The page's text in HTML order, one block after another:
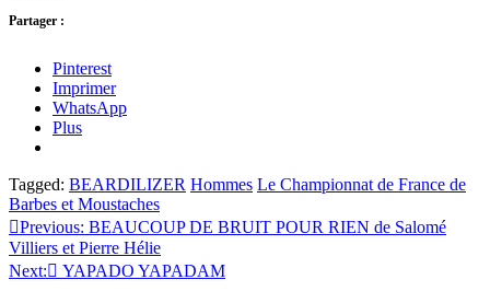
Partager :
Pinterest
Imprimer
WhatsApp
Plus
Tagged: BEARDILIZER Hommes Le Championnat de France de
Barbes et Moustaches
Navigation
de
l’article
Previous: BEAUCOUP DE BRUIT POUR RIEN de Salomé
Villiers et Pierre Hélie
Next:
YAPADO YAPADAM